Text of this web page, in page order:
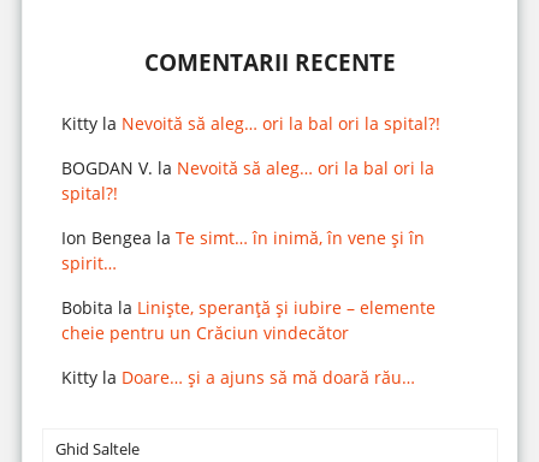
COMENTARII RECENTE
Kittyla Nevoită să aleg… ori la bal ori la spital?!
BOGDAN V. la Nevoită să aleg… ori la bal ori la
spital?!
Ion Bengea la Te simt… în inimă, în vene și în
spirit…
Bobita la Liniște, speranță și iubire – elemente
cheie pentru un Crăciun vindecător
Kittyla Doare… și a ajuns să mă doară rău…
Ghid Saltele